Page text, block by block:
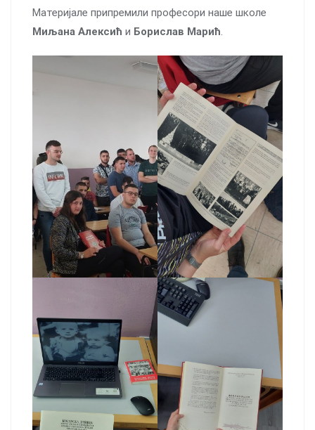
Материјале припремили професори наше школе
Миљана Алексић и Борислав Марић